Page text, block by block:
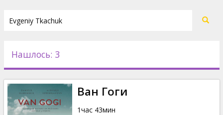
Новости
Подарки
Нашлось: 3
Ван Гоги
1час 43мин